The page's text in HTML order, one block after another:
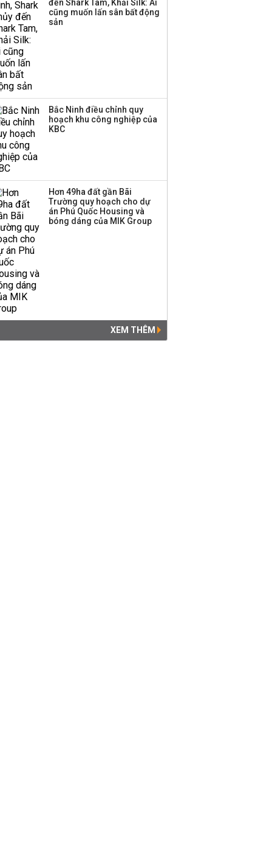
đến Shark Tam, Khải Silk: Ai
cũng muốn lấn sân bất động
sản
Bắc Ninh điều chỉnh quy
hoạch khu công nghiệp của
KBC
Hơn 49ha đất gần Bãi
Trường quy hoạch cho dự
án Phú Quốc Housing và
bóng dáng của MIK Group
XEM THÊM